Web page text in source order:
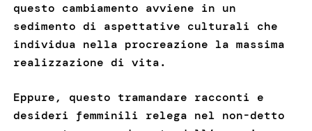
questo cambiamento avviene in un
sedimento di aspettative culturali che
individua nella procreazione la massima
realizzazione di vita.
Eppure, questo tramandare racconti e
desideri femminili relega nel non-detto